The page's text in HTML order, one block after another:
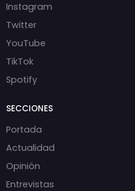
Instagram
Twitter
YouTube
TikTok
Spotify
SECCIONES
Portada
Actualidad
Opinión
Entrevistas